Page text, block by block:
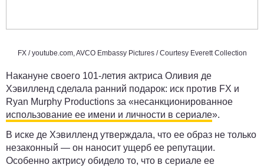
FX /youtube.com, AVCO Embassy Pictures / Courtesy Everett Collection
Накануне своего 101-летия актриса Оливия де
Хэвилленд сделала ранний подарок: иск против FX и
Ryan Murphy Productions за «несанкционированное
использование ее имени и личности в сериале».
В иске де Хэвилленд утверждала, что ее образ не только
незаконный — он наносит ущерб ее репутации.
Особенно актрису обидело то, что в сериале ее